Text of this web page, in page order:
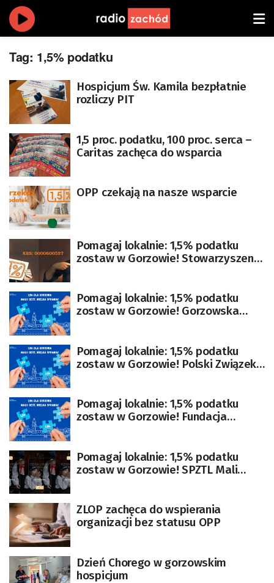
Tag: 1,5% podatku
Hospicjum Św. Kamila bezpłatnie
rozliczy PIT
1,5 proc. podatku, 100 proc. serca –
Caritas zachęca do wsparcia
OPP czekają na nasze wsparcie
Pomagaj lokalnie: 1,5% podatku
zostaw w Gorzowie! Stowarzyszenie
Pomagaj lokalnie: 1,5% podatku
zostaw w Gorzowie! Gorzowska
Pomagaj lokalnie: 1,5% podatku
zostaw w Gorzowie! Polski Związek
Pomagaj lokalnie: 1,5% podatku
zostaw w Gorzowie! Fundacja
Pomagaj lokalnie: 1,5% podatku
zostaw w Gorzowie! SPZTL Mali
ZLOP zachęca do wspierania
organizacji bez statusu OPP
Dzień Chorego w gorzowskim
hospicjum